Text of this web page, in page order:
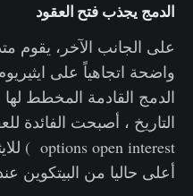
الدمج يجذب فتح العقود
على الجانب الآخر، يقوم
واضحة اتجاهياً على
التاريخ ، أصبحت الفائدة
أعلى حاليا من البيتكوين عند 4.8 مليار